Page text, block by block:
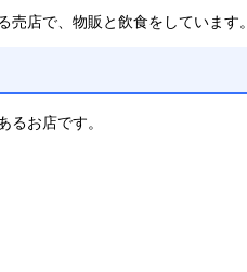
売店で、物販と飲食をしています。
るお店です。